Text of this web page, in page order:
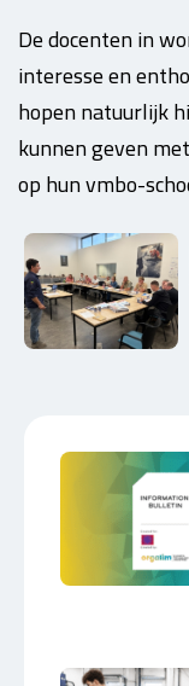
De docenten in
interesse en
hopen natuurlijk
kunnen geven
op hun vmbo-